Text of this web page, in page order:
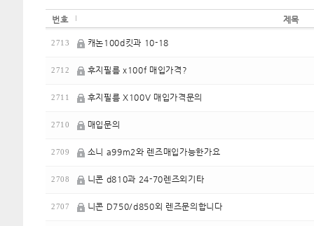
번호 제목
2713 캐논100d킷과 10-18
2712 후지필름 x100f 매입가격?
2711 후지필름 X100V 매입가격문의
2710 매입문의
2709 소니 a99m2와 렌즈매입가능한가요
2708 니콘 d810과 24-70렌즈외기타
2707 니콘 D750/d850외 렌즈문의합니다